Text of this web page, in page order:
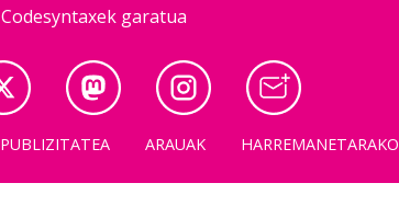
Codesyntaxek garatua
PUBLIZITATEA ARAUAK HARREMANETARAKO